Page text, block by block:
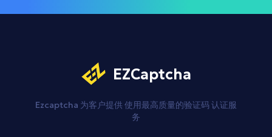
EZCaptcha
Ezcaptcha 为客户提供使用最高质量的验证码认证服
务